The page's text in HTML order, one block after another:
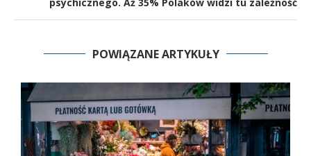
POWIĄZANE ARTYKUŁY